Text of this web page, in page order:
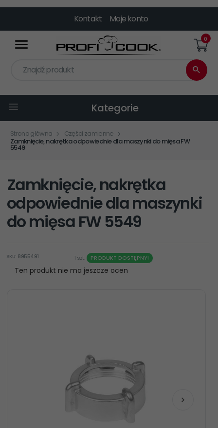
Kontakt Moje konto
Znajdź produkt
0
Kategorie
Strona główna
Części zamienne
Zamknięcie, nakrętka odpowiednie dla maszynki do mięsa FW
5549
Zamknięcie, nakrętka
odpowiednie dla maszynki
do mięsa FW 5549
SKU: 8955491 PRODUKT DOSTĘPNY!
1 szt.
Ten produkt nie ma jeszcze ocen